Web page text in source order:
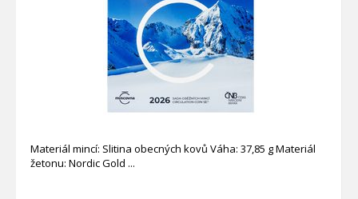
Materiál mincí: Slitina obecných kovů Váha: 37,85 g Materiál
žetonu: Nordic Gold